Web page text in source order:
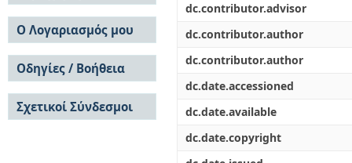
dc.contributor.advisor
dc.contributor.author
dc.contributor.author
dc.date.accessioned
dc.date.available
dc.date.copyright
Σε όλο το DSpace
Κοινότητες & Συλλογές
Ανά Ημερομηνία
Έκδοσης
Συγγραφείς
Τίτλοι
Θέματα
Ο Λογαριασμός μου
Σύνδεση
Εγγραφή
Οδηγίες / Βοήθεια
Οδηγίες Υποβολής
Οδηγίες Χρήσης ΙΑ
Συχνές Ερωτήσεις
Σχετικοί Σύνδεσμοι